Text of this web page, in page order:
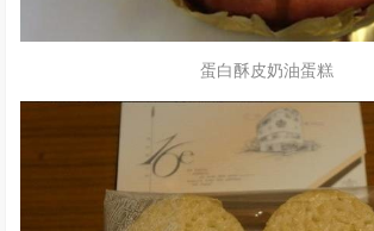
蛋白酥皮奶油蛋糕